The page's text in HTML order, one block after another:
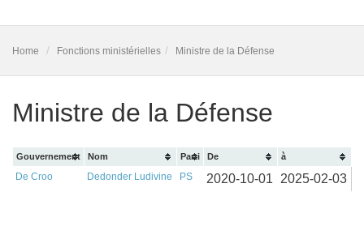
Home Fonctions ministérielles Ministre de la Défense
Ministre de la Défense
Gouvernement Nom Parti De à
De Croo Dedonder Ludivine PS 2020-10-01 2025-02-03